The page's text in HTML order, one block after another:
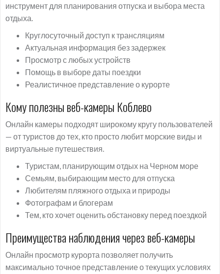
инструмент для планирования отпуска и выбора места
отдыха.
Круглосуточный доступ к трансляциям
Актуальная информация без задержек
Просмотр с любых устройств
Помощь в выборе даты поездки
Реалистичное представление о курорте
Кому полезны веб-камеры Коблево
Онлайн камеры подходят широкому кругу пользователей
— от туристов до тех, кто просто любит морские виды и
виртуальные путешествия.
Туристам, планирующим отдых на Черном море
Семьям, выбирающим место для отпуска
Любителям пляжного отдыха и природы
Фотографам и блогерам
Тем, кто хочет оценить обстановку перед поездкой
Преимущества наблюдения через веб-камеры
Онлайн просмотр курорта позволяет получить
максимально точное представление о текущих условиях